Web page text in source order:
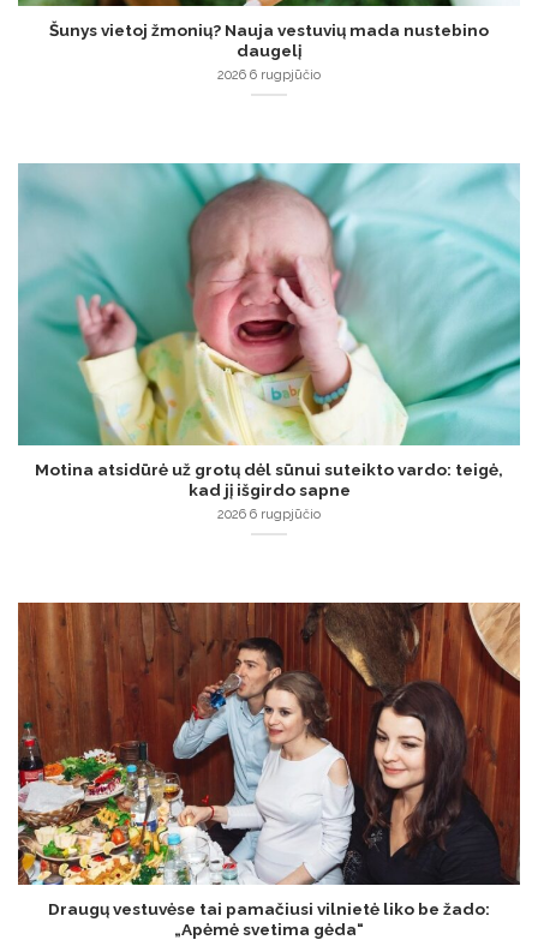
Šunys vietoj žmonių? Nauja vestuvių mada nustebino
daugelį
2026 6 rugpjūčio
Motina atsidūrė už grotų dėl sūnui suteikto vardo: teigė,
kad jį išgirdo sapne
2026 6 rugpjūčio
Draugų vestuvėse tai pamačiusi vilnietė liko be žado:
„Apėmė svetima gėda“